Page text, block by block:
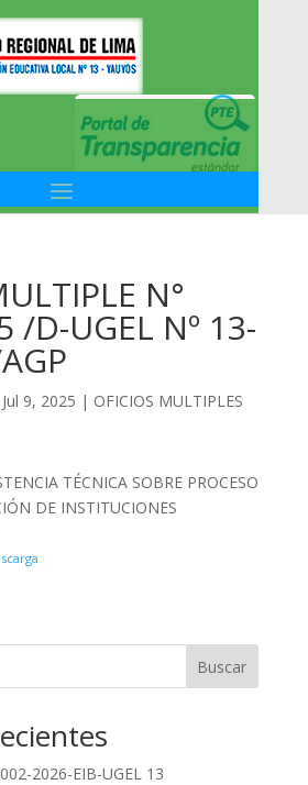
N°
/D-UGEL Nº 13-
Jul 9, 2025 | OFICIOS MULTIPLES
TÉCNICA SOBRE PROCESO
DE INSTITUCIONES
Buscar
2026-EIB-UGEL 13